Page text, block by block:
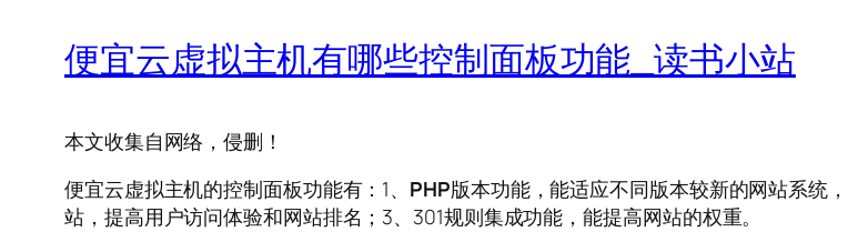
便宜云虚拟主机有哪些控制面板功能_读书小站
本文收集自网络，侵删！
便宜云虚拟主机的控制面板功能有：1、 PHP版本功能，能适应不同版本较新的网站系统
站，提高用户访问体验和网站排名；3、301规则集成功能，能提高网站的权重。